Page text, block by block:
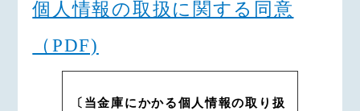
関および同機関と提携する個人信用
与信取引上の判断のために 利用さ
れることに同意いたします。
①全国銀行個人信用情報センター
を 実施するにあたり、必要な情報
を機関に提供するため
り、必要な情報を債権譲渡先に提供
個人情報の取扱に関する同意
（PDF)
〔当金庫にかかる個人情報の取り扱